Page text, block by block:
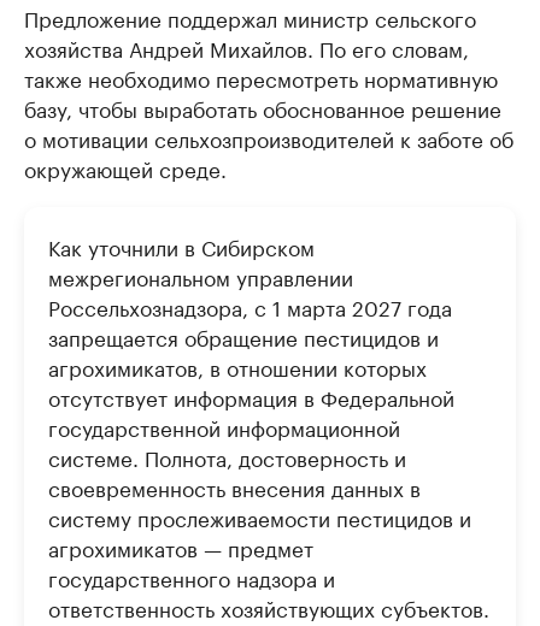
Предложение поддержал министр сельского
хозяйства Андрей Михайлов. По его словам,
также необходимо пересмотреть нормативную
базу, чтобы выработать обоснованное решение
о мотивации сельхозпроизводителей к заботе об
окружающей среде.
Как уточнили в Сибирском
межрегиональном управлении
Россельхознадзора, с 1 марта 2027 года
запрещается обращение пестицидов и
агрохимикатов, в отношении которых
отсутствует информация в Федеральной
государственной информационной
системе. Полнота, достоверность и
своевременность внесения данных в
систему прослеживаемости пестицидов и
агрохимикатов — предмет
государственного надзора и
ответственность хозяйствующих субъектов.